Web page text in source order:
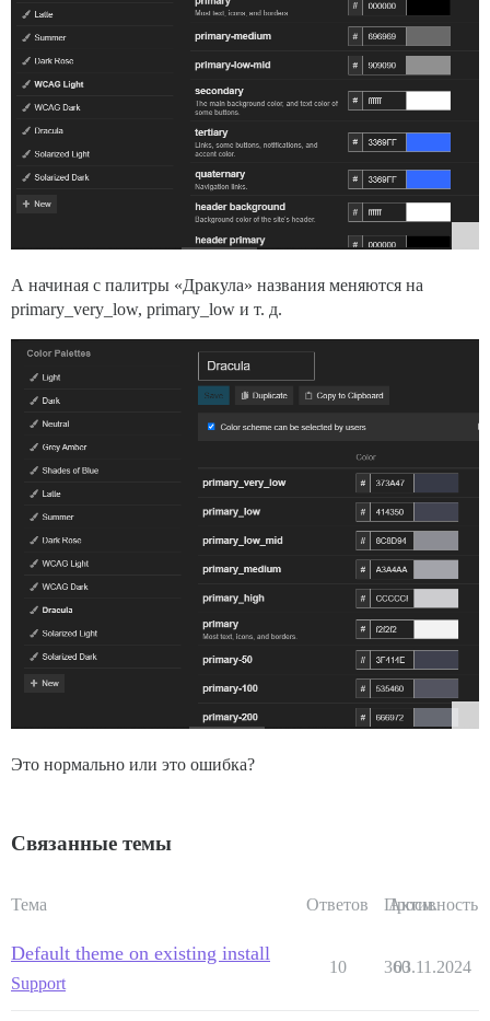
А начиная с палитры «Дракула» названия меняются на
primary_very_low, primary_low и т. д.
Это нормально или это ошибка?
Связанные темы
Тема Ответов Просм.
Активность
Default theme on existing install
Support
10 360
03.11.2024